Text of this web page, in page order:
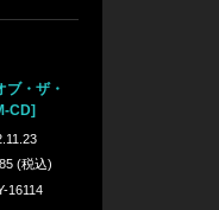
ブ・ザ・
CD]
(税込)
16114